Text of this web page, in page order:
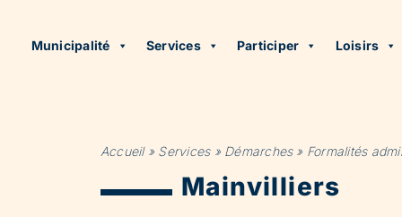
Municipalité Services Participer Loisirs
Accueil» Services» Démarches» Formalités
Mainvilliers